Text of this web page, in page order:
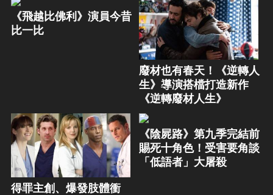
《飛越比佛利》演員今昔
比一比
廢材也有春天！《逆轉人
生》導演搭檔打造新作
《逆轉廢材人生》
得罪主創、爆發肢體衝
《陰屍路》第九季完結前
賜死十角色！受害要角談
「低語者」大屠殺